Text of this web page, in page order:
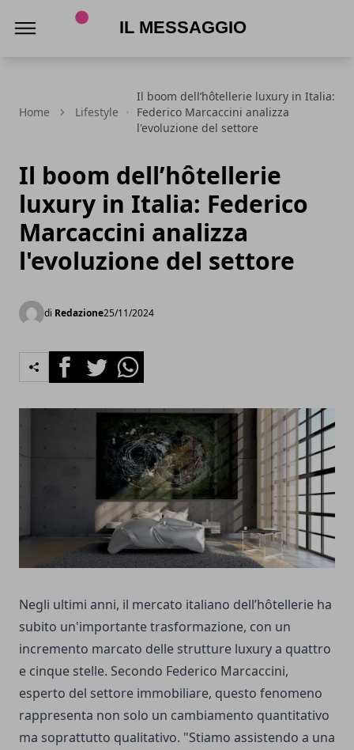
Home Lifestyle
Il boom dell’hôtellerie luxury in Italia:
Federico Marcaccini analizza
l'evoluzione del settore
Il boom dell’hôtellerie
luxury in Italia: Federico
Marcaccini analizza
l'evoluzione del settore
di Redazione25/11/2024
FacebookTwitterWhatsapp
Negli ultimi anni, il mercato italiano dell’hôtellerie ha
subito un'importante trasformazione, con un
incremento marcato delle strutture luxury a quattro
e cinque stelle. Secondo Federico Marcaccini,
esperto del settore immobiliare, questo fenomeno
rappresenta non solo un cambiamento quantitativo
ma soprattutto qualitativo. "Stiamo assistendo a una